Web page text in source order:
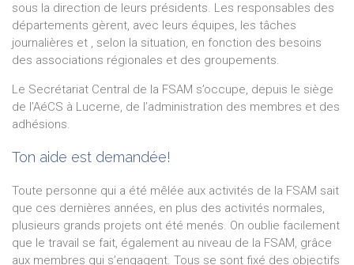
sous la direction de leurs présidents. Les responsables des
départements gèrent, avec leurs équipes, les tâches
journalières et , selon la situation, en fonction des besoins
des associations régionales et des groupements.
Le Secrétariat Central de la FSAM s’occupe, depuis le siège
de l’AéCS à Lucerne, de l’administration des membres et des
adhésions.
Ton aide est demandée!
Toute personne qui a été mêlée aux activités de la FSAM sait
que ces dernières années, en plus des activités normales,
plusieurs grands projets ont été menés. On oublie facilement
que le travail se fait, également au niveau de la FSAM, grâce
aux membres qui s’engagent. Tous se sont fixé des objectifs